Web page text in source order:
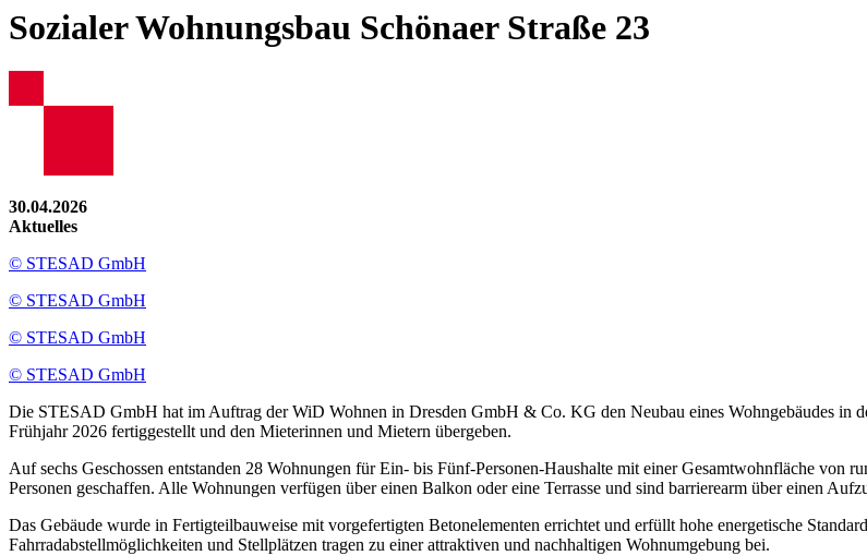
Sozialer Wohnungsbau Schönaer Straße 23
30.04.2026
Aktuelles
© STESAD GmbH
© STESAD GmbH
© STESAD GmbH
© STESAD GmbH
Die STESAD GmbH hat im Auftrag der WiD Wohnen in Dresden GmbH & Co. KG den Neubau eines Wohngebäudes in
Frühjahr 2026 fertiggestellt und den Mieterinnen und Mietern übergeben.
Auf sechs Geschossen entstanden 28 Wohnungen für Ein- bis Fünf-Personen-Haushalte mit einer Gesamtwohnfläche von
Personen geschaffen. Alle Wohnungen verfügen über einen Balkon oder eine Terrasse und sind barrierearm über einen
Das Gebäude wurde in Fertigteilbauweise mit vorgefertigten Betonelementen errichtet und erfüllt hohe energetische
Fahrradabstellmöglichkeiten und Stellplätzen tragen zu einer attraktiven und nachhaltigen Wohnumgebung bei.